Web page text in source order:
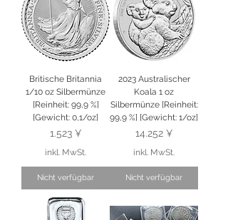
Britische Britannia
1/10 oz Silbermünze
[Reinheit: 99,9 %]
[Gewicht: 0,1/oz]
Preis
1.523 ¥
inkl. MwSt.
Nicht verfügbar
2023 Australischer
Koala 1 oz
Silbermünze [Reinheit:
99,9 %] [Gewicht: 1/oz]
Preis
14.252 ¥
inkl. MwSt.
Nicht verfügbar